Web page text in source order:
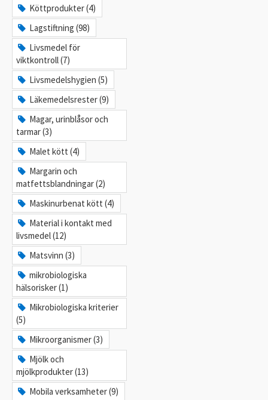
Köttprodukter (4)
Lagstiftning (98)
Livsmedel för
viktkontroll (7)
Livsmedelshygien (5)
Läkemedelsrester (9)
Magar, urinblåsor och
tarmar (3)
Malet kött (4)
Margarin och
matfettsblandningar (2)
Maskinurbenat kött (4)
Material i kontakt med
livsmedel (12)
Matsvinn (3)
mikrobiologiska
hälsorisker (1)
Mikrobiologiska kriterier
(5)
Mikroorganismer (3)
Mjölk och
mjölkprodukter (13)
Mobila verksamheter (9)